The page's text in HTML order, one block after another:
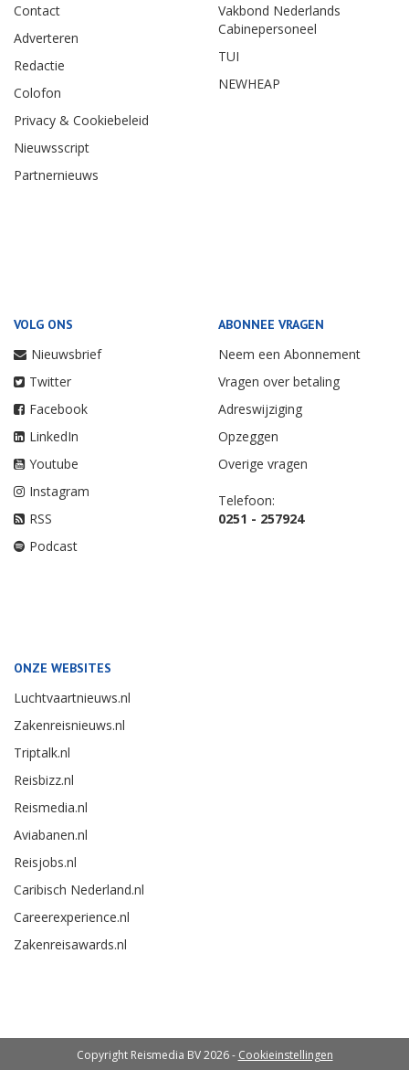
Contact
Adverteren
Redactie
Colofon
Privacy & Cookiebeleid
Nieuwsscript
Partnernieuws
Vakbond Nederlands
Cabinepersoneel
TUI
NEWHEAP
VOLG ONS
Nieuwsbrief
Twitter
Facebook
LinkedIn
Youtube
Instagram
RSS
Podcast
ABONNEE VRAGEN
Neem een Abonnement
Vragen over betaling
Adreswijziging
Opzeggen
Overige vragen
Telefoon:
0251 - 257924
ONZE WEBSITES
Luchtvaartnieuws.nl
Zakenreisnieuws.nl
Triptalk.nl
Reisbizz.nl
Reismedia.nl
Aviabanen.nl
Reisjobs.nl
Caribisch Nederland.nl
Careerexperience.nl
Zakenreisawards.nl
Copyright Reismedia BV 2026 - Cookieinstellingen